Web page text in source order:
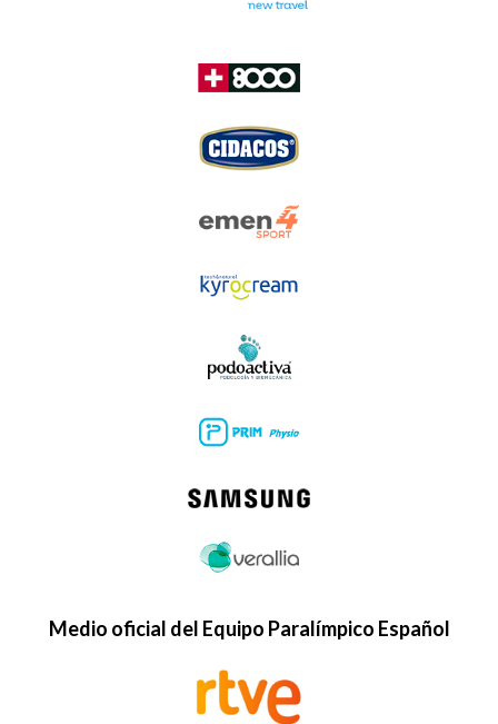
Medio oficial del Equipo Paralímpico Español